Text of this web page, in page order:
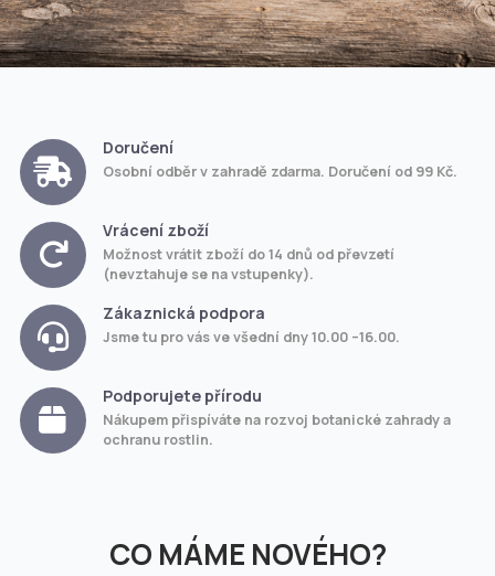
Doručení
Osobní odběr v zahradě zdarma. Doručení od 99 Kč.
Vrácení zboží
Možnost vrátit zboží do 14 dnů od převzetí
(nevztahuje se na vstupenky).
Zákaznická podpora
Jsme tu pro vás ve všední dny 10.00 –16.00.
Podporujete přírodu
Nákupem přispíváte na rozvoj botanické zahrady a
ochranu rostlin.
CO MÁME NOVÉHO?